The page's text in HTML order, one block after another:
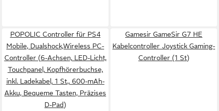
POPOLIC Controller für PS4
Mobile, Dualshock,Wireless PC-
Controller (6-Achsen, LED-Licht,
Touchpanel, Kopfhörerbuchse,
inkl. Ladekabel, 1 St., 600-mAh-
Akku, Bequeme Tasten, Präzises
D-Pad)
Gamesir GameSir G7 HE
Kabelcontroller Joystick Gaming-
Controller (1 St)